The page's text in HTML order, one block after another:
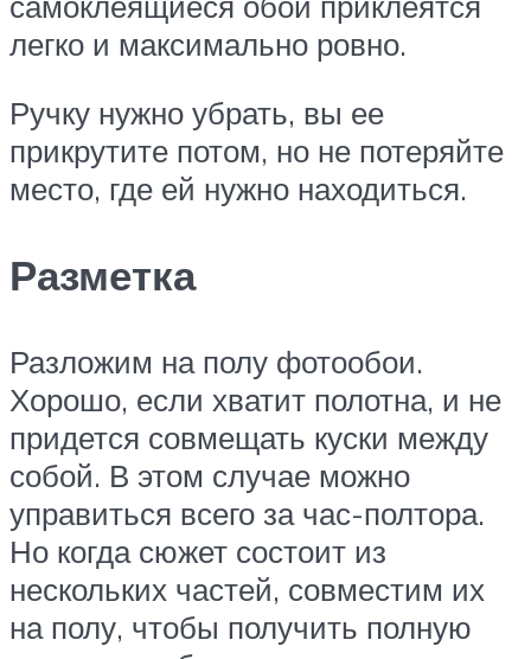
легко и максимально ровно.
Ручку нужно убрать, вы ее
прикрутите потом, но не потеряйте
место, где ей нужно находиться.
Разметка
Разложим на полу фотообои.
Хорошо, если хватит полотна, и не
придется совмещать куски между
собой. В этом случае можно
управиться всего за час-полтора.
Но когда сюжет состоит из
нескольких частей, совместим их
на полу, чтобы получить полную